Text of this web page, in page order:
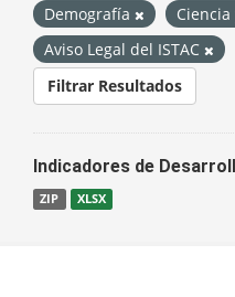
Demografía
Aviso Legal del ISTAC
Filtrar Resultados
Indicadores de
ZIP XLSX